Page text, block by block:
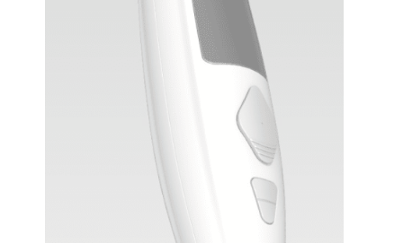
Мы официальный представитель
завода по производству
косметологических аппаратов
Косметологический комбайн
ANGUS ZHZ-01 Новая модель 2024
Мы являемся официальным представителем завода,
производящего косметологические аппараты на